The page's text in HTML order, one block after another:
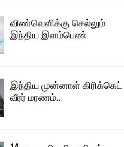
விண்வெளிக்கு செல்லும்
இந்திய இளம்பெண்
இந்திய முன்னாள் கிரிக்கெட்
வீரர் மரணம்..